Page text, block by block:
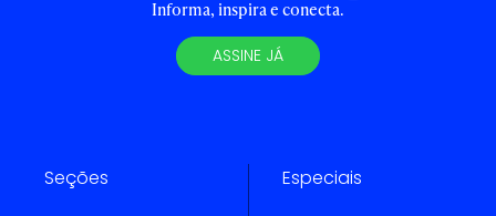
Informa, inspira e conecta.
ASSINE JÁ
Seções Especiais